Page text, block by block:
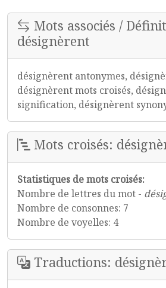
Mots associés /
désignèrent
désignèrent antonymes,
désignèrent mots croisés,
signification, désignèrent
Mots croisés:
Statistiques de mots croisés:
Nombre de lettres du mot -
Nombre de consonnes: 7
Nombre de voyelles: 4
Traductions: